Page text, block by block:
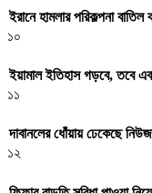
ইরানে হামলার পরিকল্পনা
১০
ইয়ামাল ইতিহাস গড়বে, তবে
১১
দাবানলের ধোঁয়ায় ঢেকেছে
১২